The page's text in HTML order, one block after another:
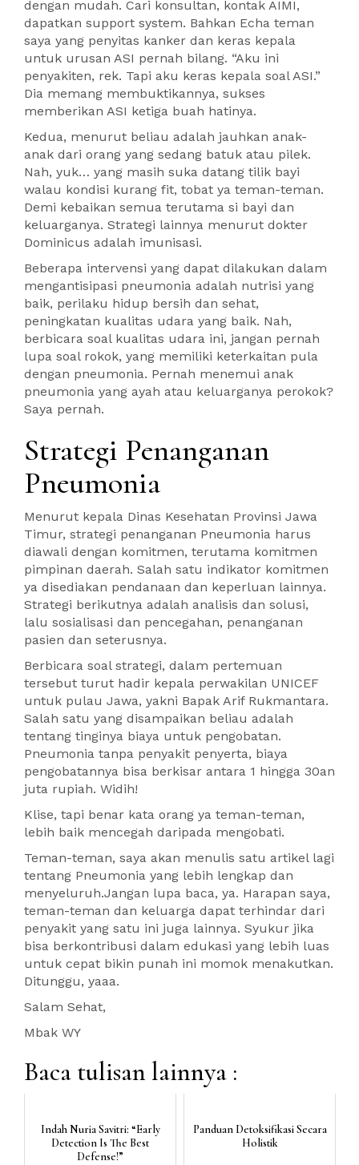
dengan mudah. Cari konsultan, kontak AIMI,
dapatkan support system. Bahkan Echa teman
saya yang penyitas kanker dan keras kepala
untuk urusan ASI pernah bilang. “Aku ini
penyakiten, rek. Tapi aku keras kepala soal ASI.”
Dia memang membuktikannya, sukses
memberikan ASI ketiga buah hatinya.
Kedua, menurut beliau adalah jauhkan anak-
anak dari orang yang sedang batuk atau pilek.
Nah, yuk… yang masih suka datang tilik bayi
walau kondisi kurang fit, tobat ya teman-teman.
Demi kebaikan semua terutama si bayi dan
keluarganya. Strategi lainnya menurut dokter
Dominicus adalah imunisasi.
Beberapa intervensi yang dapat dilakukan dalam
mengantisipasi pneumonia adalah nutrisi yang
baik, perilaku hidup bersih dan sehat,
peningkatan kualitas udara yang baik. Nah,
berbicara soal kualitas udara ini, jangan pernah
lupa soal rokok, yang memiliki keterkaitan pula
dengan pneumonia. Pernah menemui anak
pneumonia yang ayah atau keluarganya perokok?
Saya pernah.
Strategi Penanganan
Pneumonia
Menurut kepala Dinas Kesehatan Provinsi Jawa
Timur, strategi penanganan Pneumonia harus
diawali dengan komitmen, terutama komitmen
pimpinan daerah. Salah satu indikator komitmen
ya disediakan pendanaan dan keperluan lainnya.
Strategi berikutnya adalah analisis dan solusi,
lalu sosialisasi dan pencegahan, penanganan
pasien dan seterusnya.
Berbicara soal strategi, dalam pertemuan
tersebut turut hadir kepala perwakilan UNICEF
untuk pulau Jawa, yakni Bapak Arif Rukmantara.
Salah satu yang disampaikan beliau adalah
tentang tinginya biaya untuk pengobatan.
Pneumonia tanpa penyakit penyerta, biaya
pengobatannya bisa berkisar antara 1 hingga 30an
juta rupiah. Widih!
Klise, tapi benar kata orang ya teman-teman,
lebih baik mencegah daripada mengobati.
Teman-teman, saya akan menulis satu artikel lagi
tentang Pneumonia yang lebih lengkap dan
menyeluruh.Jangan lupa baca, ya. Harapan saya,
teman-teman dan keluarga dapat terhindar dari
penyakit yang satu ini juga lainnya. Syukur jika
bisa berkontribusi dalam edukasi yang lebih luas
untuk cepat bikin punah ini momok menakutkan.
Ditunggu, yaaa.
Salam Sehat,
Mbak WY
Baca tulisan lainnya :
Indah Nuria Savitri: “Early
Detection Is The Best
Defense!”
Panduan Detoksifikasi Secara
Holistik